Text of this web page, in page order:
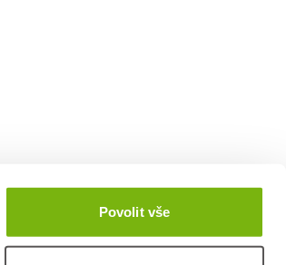
Povolit vše